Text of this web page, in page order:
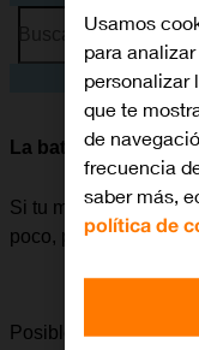
Busca por problema
La batería de mi
Si tu móvil empieza a
poco, puede haber
Posible causa 1 de
Usamos
para
personalizar
que te
de
frecuencia
saber más,
política de